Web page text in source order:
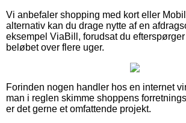
Vi anbefaler shopping med kort eller
alternativ kan du drage nytte af en
eksempel ViaBill, forudsat du
beløbet over flere uger.
Forinden nogen handler hos en internet
man i reglen skimme shoppens
er det gerne et omfattende projekt.